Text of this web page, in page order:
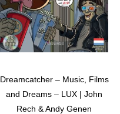
Dreamcatcher – Music, Films
and Dreams – LUX | John
Rech & Andy Genen